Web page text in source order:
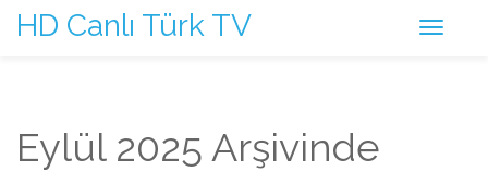
HD Canlı Türk TV
Eylül 2025 Arşivinde